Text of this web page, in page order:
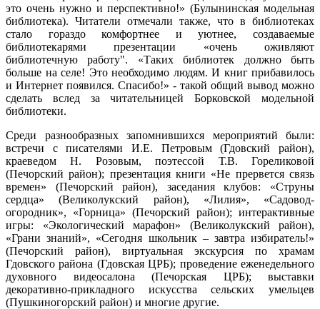
это очень нужно и перспективно!» (Булынинская модельная
библиотека). Читатели отмечали также, что в библиотеках
стало гораздо комфортнее и уютнее, создаваемые
библиотекарями презентации «очень оживляют
библиотечную работу". «Таких библиотек должно быть
больше на селе! Это необходимо людям. И книг прибавилось
и Интернет появился. Спасибо!» - такой общий вывод можно
сделать вслед за читательницей Борковской модельной
библиотеки.
Среди разнообразных запомнившихся мероприятий были:
встречи с писателями И.Е. Петровым (Гдовский район),
краеведом Н. Розовым, поэтессой Т.В. Гореликовой
(Печорский район); презентация книги «Не прервется связь
времен» (Печорский район), заседания клубов: «Струны
сердца» (Великолукский район), «Лилия», «Садовод-
огородник», «Горница» (Печорский район); интерактивные
игры: «Экологический марафон» (Великолукский район),
«Грани знаний», «Сегодня школьник – завтра избиратель!»
(Печорский район), виртуальная экскурсия по храмам
Гдовского района (Гдовская ЦРБ); проведение еженедельного
духовного видеосалона (Печорская ЦРБ); выставки
декоративно-прикладного искусства сельских умельцев
(Пушкиногорский район) и многие другие.